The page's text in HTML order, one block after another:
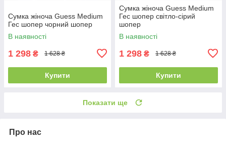
Сумка жіноча Guess Medium
Гес шопер чорний шопер
В наявності
1 298 ₴ 1 628 ₴
Купити
Сумка жіноча Guess Medium
Гес шопер світло-сірий
шопер
В наявності
1 298 ₴ 1 628 ₴
Купити
Показати ще
Про нас